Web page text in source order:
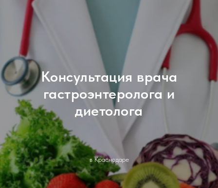
Консультация врача
гастроэнтеролога и
диетолога
в Краснодаре